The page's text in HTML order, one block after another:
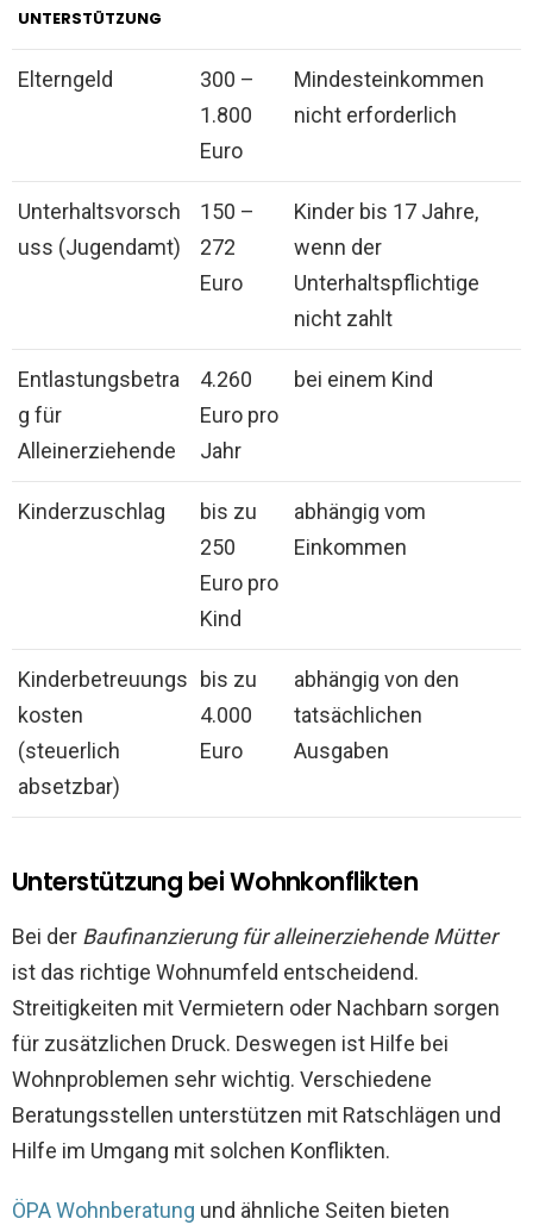
UNTERSTÜTZUNG
Elterngeld
300 –
1.800
Euro
Mindesteinkommen
nicht erforderlich
Unterhaltsvorsch
uss (Jugendamt)
150 –
272
Euro
Kinder bis 17 Jahre,
wenn der
Unterhaltspflichtige
nicht zahlt
Entlastungsbetra
g für
Alleinerziehende
4.260
Euro pro
Jahr
bei einem Kind
Kinderzuschlag
bis zu
250
Euro pro
Kind
abhängig vom
Einkommen
Kinderbetreuungs
kosten
(steuerlich
absetzbar)
bis zu
4.000
Euro
abhängig von den
tatsächlichen
Ausgaben
Unterstützung bei Wohnkonflikten
Bei der Baufinanzierung für alleinerziehende Mütter
ist das richtige Wohnumfeld entscheidend.
Streitigkeiten mit Vermietern oder Nachbarn sorgen
für zusätzlichen Druck. Deswegen ist Hilfe bei
Wohnproblemen sehr wichtig. Verschiedene
Beratungsstellen unterstützen mit Ratschlägen und
Hilfe im Umgang mit solchen Konflikten.
ÖPA Wohnberatung und ähnliche Seiten bieten